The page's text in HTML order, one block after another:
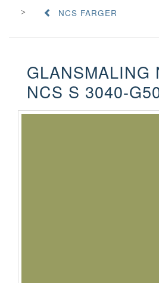
NCS FARGER
GLANSMALING
NCS S 3040-